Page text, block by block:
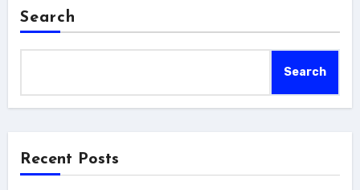
Search
Search
Recent Posts